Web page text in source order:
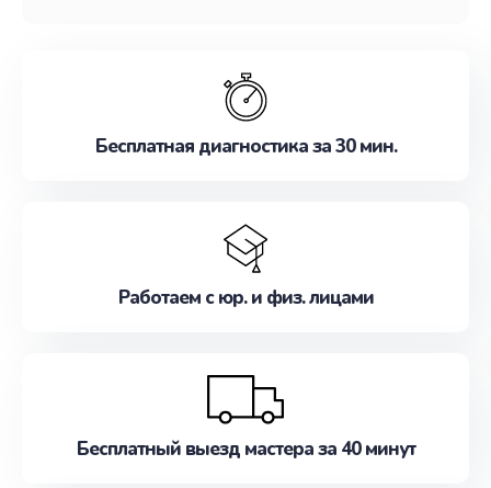
Бесплатная диагностика за 30 мин.
Работаем с юр. и физ. лицами
Бесплатный выезд мастера за 40 минут